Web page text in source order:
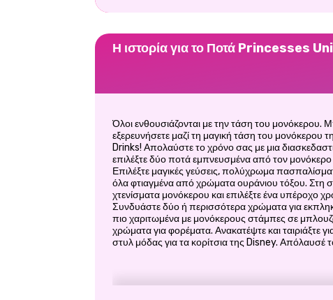
Η ιστορία για το Ποτά Princesses
Όλοι ενθουσιάζονται με την τάση του μονόκερου.
εξερευνήσετε μαζί τη μαγική τάση του μονόκερου
Drinks! Απολαύστε το χρόνο σας με μια
επιλέξτε δύο ποτά εμπνευσμένα από τον μονόκερο
Επιλέξτε μαγικές γεύσεις, πολύχρωμα
όλα φτιαγμένα από χρώματα ουράνιου τόξου. Στη
χτενίσματα μονόκερου και επιλέξτε ένα υπέροχο
Συνδυάστε δύο ή περισσότερα χρώματα για
πιο χαριτωμένα με μονόκερους στάμπες σε
χρώματα για φορέματα. Ανακατέψτε και ταιριάξτε
στυλ μόδας για τα κορίτσια της Disney. Απόλαυσέ